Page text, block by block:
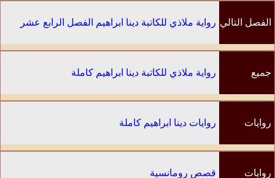
الفصل التالي رواية ملاذي للكاتبة دينا ابراهيم الفصل الرابع عشر
جميع رواية ملاذي للكاتبة دينا ابراهيم كاملة
روايات روايات دينا ابراهيم كاملة
روايات قصص رومانسية